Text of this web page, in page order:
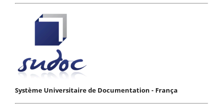
Système Universitaire de Documentation - França